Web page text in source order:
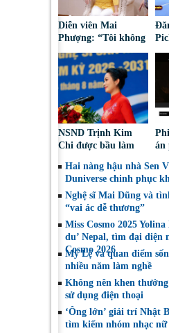
Diễn viên Mai
Phượng: “Tôi không
bao giờ hối hận về
những gì mình đã
chọn”
NSND Trịnh Kim
Chi được bầu làm
Nghệ sĩ Sân khấu
Việt Nam
án
tại
Hai nàng hậu nhà Sen
Duniverse chinh phục
Nghệ sĩ Mai Dũng và
“vai ác dễ thương”
Miss Cosmo 2025
du’ Nepal, tìm đại diện
Cosmo 2026
Mỹ Lệ và quan điểm
nhiều năm làm nghề
Không nên khen
sử dụng điện thoại
‘Ông lớn’ giải trí Nhật
tìm kiếm nhóm nhạc nữ